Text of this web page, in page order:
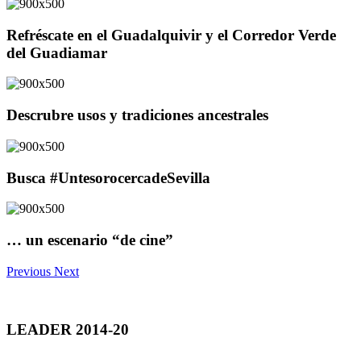
Refréscate en el Guadalquivir y el Corredor Verde
del Guadiamar
Descrubre usos y tradiciones ancestrales
Busca #UntesorocercadeSevilla
… un escenario “de cine”
Previous Next
LEADER 2014-20